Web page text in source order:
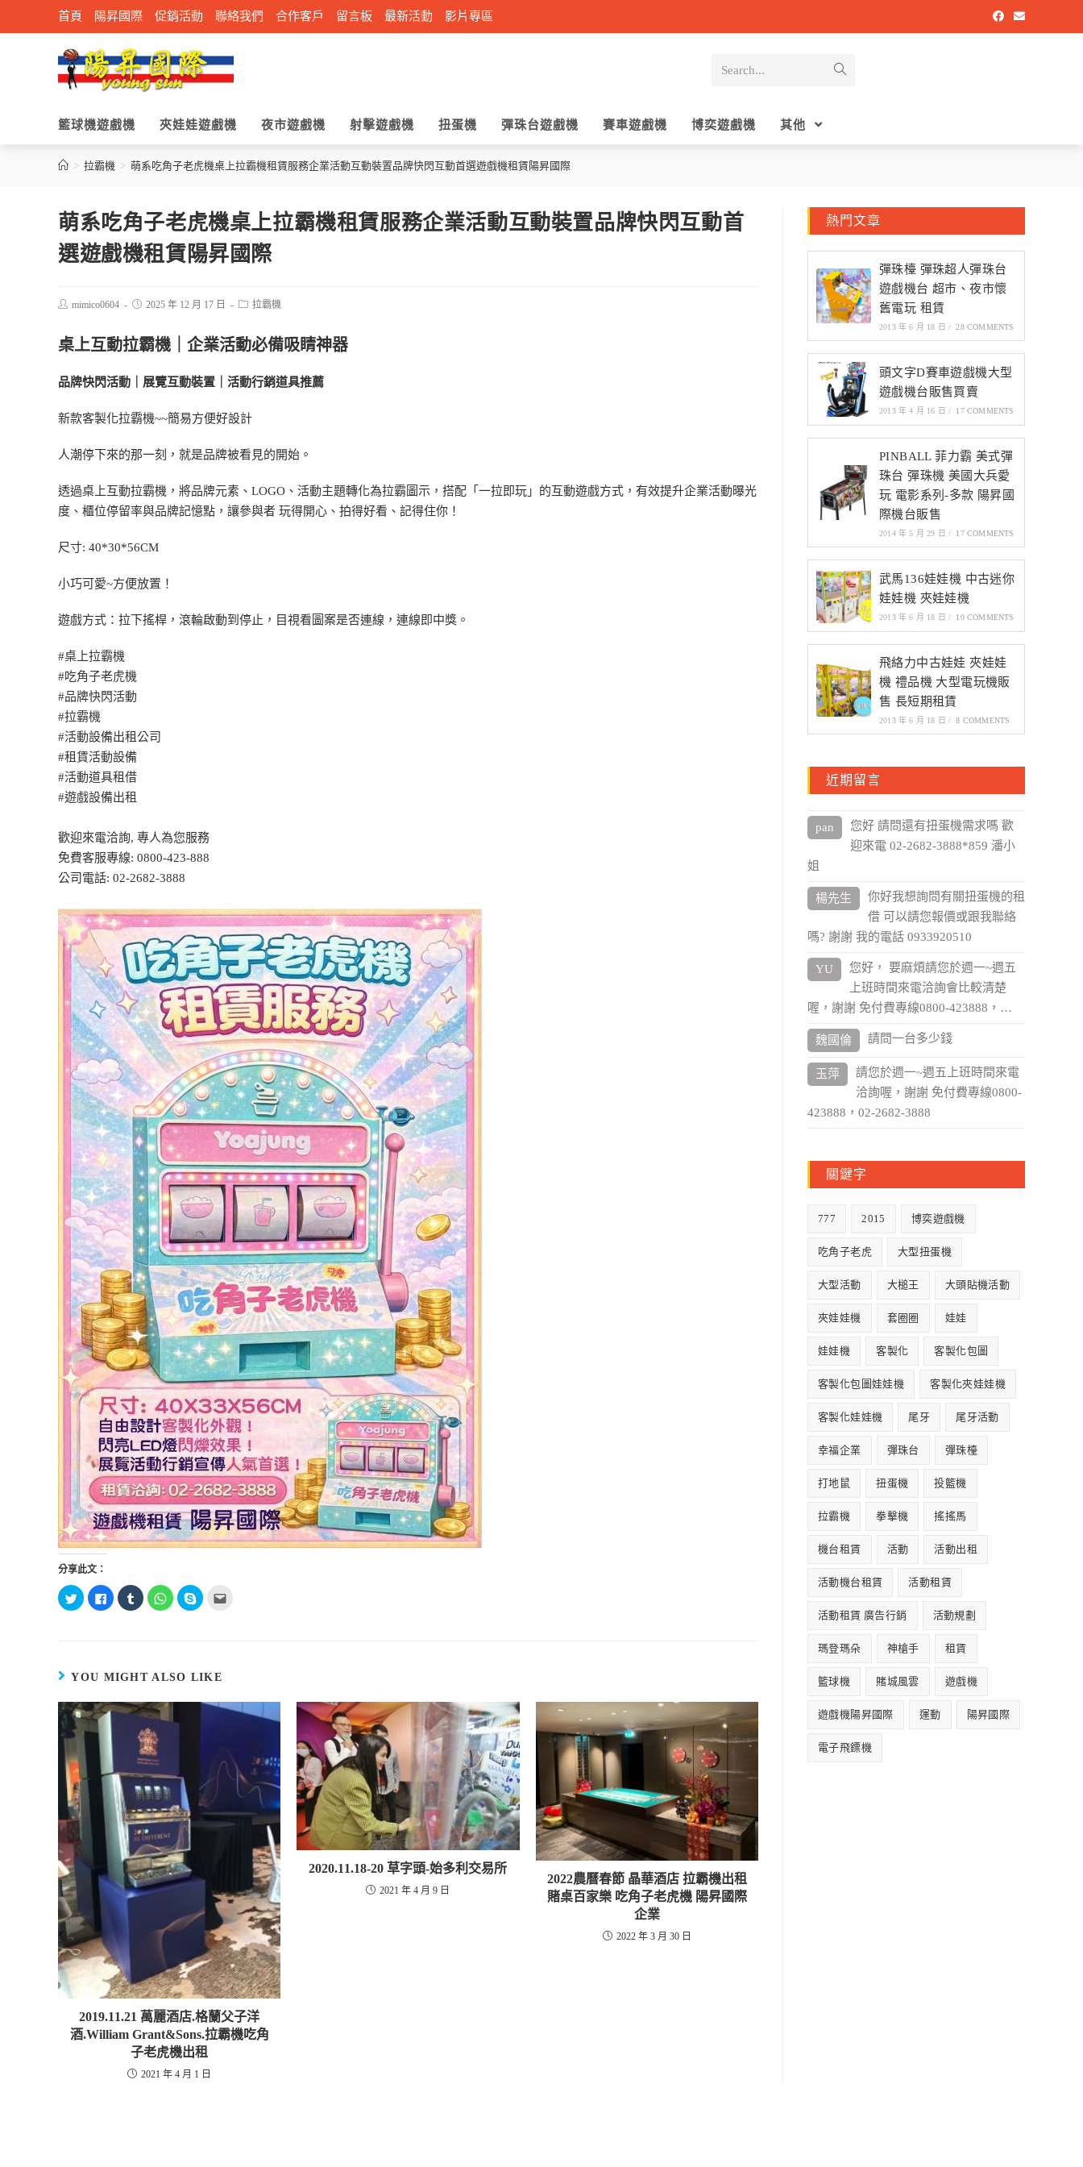
首頁 陽昇國際 促銷活動 聯絡我們 合作客戶 留言板 最新活動 影片專區
Search...
籃球機遊戲機 夾娃娃遊戲機 夜市遊戲機 射擊遊戲機 扭蛋機 彈珠台遊戲機 賽車遊戲機 博奕遊戲機 其他
> 拉霸機 > 萌系吃角子老虎機桌上拉霸機租賃服務企業活動互動裝置品牌快閃互動首選遊戲機租賃陽昇國際
萌系吃角子老虎機桌上拉霸機租賃服務企業活動互動裝置品牌快閃互動首
選遊戲機租賃陽昇國際
mimico0604 2025 年 12 月 17 日 拉霸機
桌上互動拉霸機｜企業活動必備吸睛神器
品牌快閃活動｜展覽互動裝置｜活動行銷道具推薦
新款客製化拉霸機~~簡易方便好設計
人潮停下來的那一刻，就是品牌被看見的開始。
透過桌上互動拉霸機，將品牌元素、LOGO、活動主題轉化為拉霸圖示，搭配「一拉即玩」的互動遊戲方式，有效提升企業活動曝光
度、櫃位停留率與品牌記憶點，讓參與者 玩得開心、拍得好看、記得住你！
尺寸: 40*30*56CM
小巧可愛~方便放置！
遊戲方式：拉下搖桿，滾輪啟動到停止，目視看圖案是否連線，連線即中獎。
#桌上拉霸機
#吃角子老虎機
#品牌快閃活動
#拉霸機
#活動設備出租公司
#租賃活動設備
#活動道具租借
#遊戲設備出租
歡迎來電洽詢, 專人為您服務
免費客服專線: 0800-423-888
公司電話: 02-2682-3888
分享此文：
分
享
e
r
在
新
視
窗
中
開
啟
)
按
一
a
c
b
o
o
k
在
新
視
窗
中
開
啟
分
享
r
(
新
視
窗
中
開
啟
)
分
享
A
p
(
新
)
按
一
S
k
p
開
啟
)
窗
中
YOU MIGHT ALSO LIKE
2019.11.21 萬麗酒店.格蘭父子洋
酒.William Grant&Sons.拉霸機吃角
子老虎機出租
2021 年 4 月 1 日
2020.11.18-20 草字頭-始多利交易所
2021 年 4 月 9 日
2022農曆春節 晶華酒店 拉霸機出租
賭桌百家樂 吃角子老虎機 陽昇國際
企業
2022 年 3 月 30 日
熱門文章
彈珠檯 彈珠超人彈珠台
遊戲機台 超市、夜市懷
舊電玩 租賃
2013 年 6 月 18 日 / 28 COMMENTS
頭文字D賽車遊戲機大型
遊戲機台販售買賣
2013 年 4 月 16 日 / 17 COMMENTS
PINBALL 菲力霸 美式彈
珠台 彈珠機 美國大兵愛
玩 電影系列-多款 陽昇國
際機台販售
2014 年 5 月 29 日 / 17 COMMENTS
武馬136娃娃機 中古迷你
娃娃機 夾娃娃機
2013 年 6 月 18 日 / 10 COMMENTS
飛絡力中古娃娃 夾娃娃
機 禮品機 大型電玩機販
售 長短期租賃
2013 年 6 月 18 日 / 8 COMMENTS
近期留言
pan
您好 請問還有扭蛋機需求嗎 歡
迎來電 02-2682-3888*859 潘小
姐
楊先生
你好我想詢問有關扭蛋機的租
借 可以請您報價或跟我聯絡
嗎? 謝謝 我的電話 0933920510
YU
您好， 要麻煩請您於週一~週五
上班時間來電洽詢會比較清楚
喔，謝謝 免付費專線0800-423888，…
魏國倫 請問一台多少錢
玉萍
請您於週一~週五上班時間來電
洽詢喔，謝謝 免付費專線0800-
423888，02-2682-3888
關鍵字
777 2015 博奕遊戲機
吃角子老虎 大型扭蛋機
大型活動 大槌王 大頭貼機活動
夾娃娃機 套圈圈 娃娃
娃娃機 客製化 客製化包圖
客製化包圖娃娃機 客製化夾娃娃機
客製化娃娃機 尾牙 尾牙活動
幸福企業 彈珠台 彈珠檯
打地鼠 扭蛋機 投籃機
拉霸機 拳擊機 搖搖馬
機台租賃 活動 活動出租
活動機台租賃 活動租賃
活動租賃 廣告行銷 活動規劃
瑪登瑪朵 神槍手 租賃
籃球機 賭城風雲 遊戲機
遊戲機陽昇國際 運動 陽昇國際
電子飛鏢機